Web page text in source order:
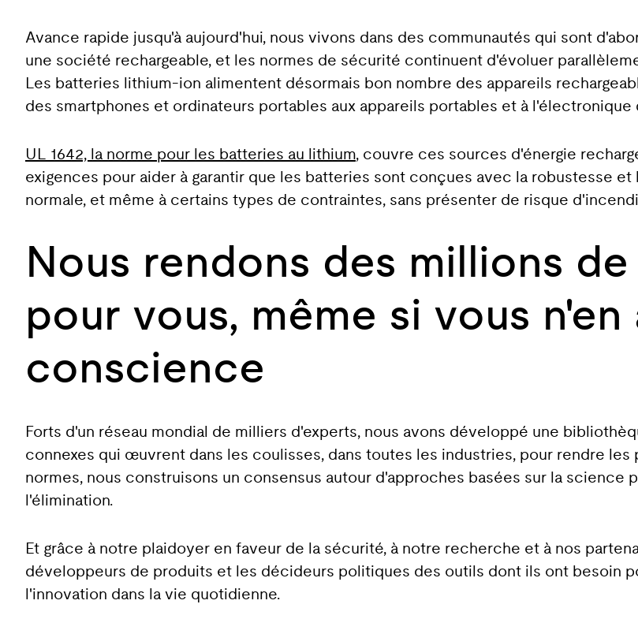
Avance rapide jusqu'à aujourd'hui, nous vivons dans des communautés qui sont
une société rechargeable, et les normes de sécurité continuent d'évoluer
Les batteries lithium-ion alimentent désormais bon nombre des appareils
des smartphones et ordinateurs portables aux appareils portables et à l'électronique
UL 1642, la norme pour les batteries au lithium, couvre ces sources d'énergie
exigences pour aider à garantir que les batteries sont conçues avec la robustesse
normale, et même à certains types de contraintes, sans présenter de risque
Nous rendons des millions
pour vous, même si vous n'en
conscience
Forts d'un réseau mondial de milliers d'experts, nous avons développé une
connexes qui œuvrent dans les coulisses, dans toutes les industries, pour rendre
normes, nous construisons un consensus autour d'approches basées sur la science
l'élimination.
Et grâce à notre plaidoyer en faveur de la sécurité, à notre recherche et à nos
développeurs de produits et les décideurs politiques des outils dont ils ont besoin
l'innovation dans la vie quotidienne.